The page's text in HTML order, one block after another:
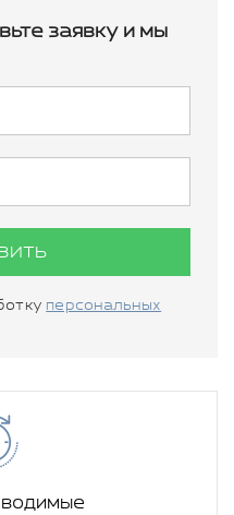
заявку и мы
персональных